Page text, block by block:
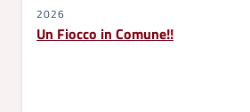
2026
Un Fiocco in Comune!!